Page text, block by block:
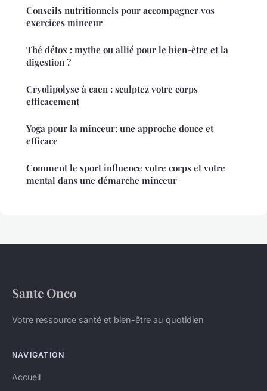
Conseils nutritionnels pour accompagner vos
exercices minceur
Thé détox : mythe ou allié pour le bien-être et la
digestion ?
Cryolipolyse à caen : sculptez votre corps
efficacement
Yoga pour la minceur: une approche douce et
efficace
Comment le sport influence votre corps et votre
mental dans une démarche minceur
Sante Onco
Votre ressource santé et bien-être au quotidien
NAVIGATION
Accueil